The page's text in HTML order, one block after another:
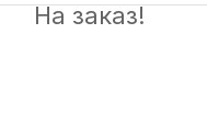
На заказ!